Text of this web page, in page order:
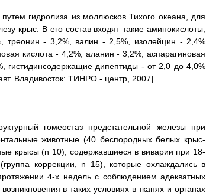
гидролиза из моллюсков Тихого океана, для
крыс. В его состав входят такие аминокислоты,
- 3,2%, валин - 2,5%, изолейцин - 2,4%
кислота - 4,2%, аланин - 3,2%, аспарагиновая
гистидинсодержащие дипептиды - от 2,0 до 4,0%
Владивосток: ТИНРО - центр, 2007].
гомеостаз предстательной железы при
животные (40 беспородных белых крыс-
крысы (n 10), содержавшиеся в виварии при 18-
коррекции, n 15), которые охлаждались в
4-х недель с соблюдением адекватных
в таких условиях в тканях и органах